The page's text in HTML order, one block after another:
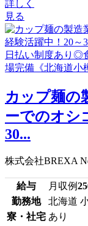
詳しく
見る
カップ麺の
ーでのオシ
30...
株式会社BREXA
給与 月収例
勤務地
北海道
寮・社宅 あり